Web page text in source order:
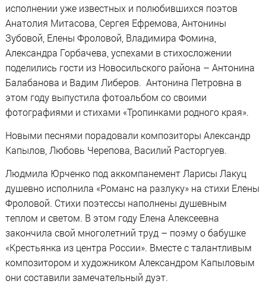
исполнении уже известных и полюбившихся поэтов
Анатолия Митасова, Сергея Ефремова, Антонины
Зубовой, Елены Фроловой, Владимира Фомина,
Александра Горбачева, успехами в стихосложении
поделились гости из Новосильского района – Антонина
Балабанова и Вадим Либеров. Антонина Петровна в
этом году выпустила фотоальбом со своими
фотографиями и стихами «Тропинками родного края».
Новыми песнями порадовали композиторы Александр
Капылов, Любовь Черепова, Василий Расторгуев.
Людмила Юрченко под аккомпанемент Ларисы Лакуц
душевно исполнила «Романс на разлуку» на стихи Елены
Фроловой. Стихи поэтессы наполнены душевным
теплом и светом. В этом году Елена Алексеевна
закончила свой многолетний труд – поэму о бабушке
«Крестьянка из центра России». Вместе с талантливым
композитором и художником Александром Капыловым
они составили замечательный дуэт.